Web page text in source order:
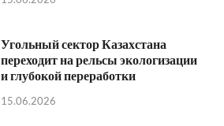
Угольный сектор Казахстана
переходит на рельсы экологизации
и глубокой переработки
15.06.2026